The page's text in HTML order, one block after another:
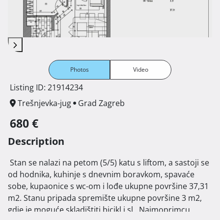
Photos Video
Listing ID: 21914234
Trešnjevka-jug
Grad Zagreb
680 €
Description
od hodnika, kuhinje s dnevnim boravkom, spavaće
sobe, kupaonice s wc-om i lođe ukupne površine 37,31
m2. Stanu pripada spremište ukupne površine 3 m2,
gdje je moguće skladištiti bicikl i sl.. Najmoprimcu